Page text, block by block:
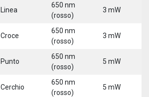
Linea
650 nm
(rosso)
3 mW
Croce
650 nm
(rosso)
3 mW
Punto
650 nm
(rosso)
5 mW
Cerchio
650 nm
(rosso)
5 mW